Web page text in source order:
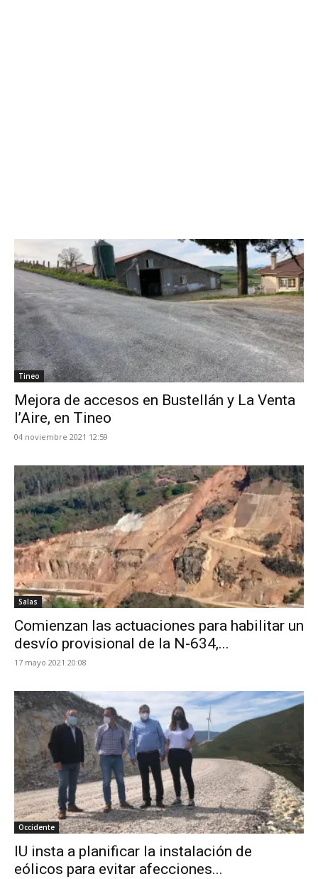
Tineo
Mejora de accesos en Bustellán y La Venta
l’Aire, en Tineo
04 noviembre 2021 12:59
Salas
Comienzan las actuaciones para habilitar un
desvío provisional de la N-634,...
17 mayo 2021 20:08
Occidente
IU insta a planificar la instalación de
eólicos para evitar afecciones...